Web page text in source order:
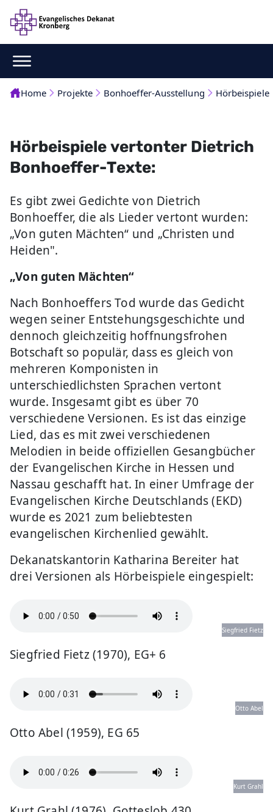
Home Projekte Bonhoeffer-Ausstellung Hörbeispiele
Hörbeispiele vertonter Dietrich
Bonhoeffer-Texte:
Es gibt zwei Gedichte von Dietrich
Bonhoeffer, die als Lieder vertont wurden:
„Von guten Mächten“ und „Christen und
Heiden".
„Von guten Mächten“
Nach Bonhoeffers Tod wurde das Gedicht
wegen seiner Entstehungsgeschichte und
dennoch gleichzeitig hoffnungsfrohen
Botschaft so populär, dass es gleich von
mehreren Komponisten in
unterschiedlichsten Sprachen vertont
wurde. Insgesamt gibt es über 70
verschiedene Versionen. Es ist das einzige
Lied, das es mit zwei verschiedenen
Melodien in beide offiziellen Gesangbücher
der Evangelischen Kirche in Hessen und
Nassau geschafft hat. In einer Umfrage der
Evangelischen Kirche Deutschlands (EKD)
wurde es 2021 zum beliebtesten
evangelischen Kirchenlied gewählt.
Dekanatskantorin Katharina Bereiter hat
drei Versionen als Hörbeispiele eingespielt:
Siegfried Fietz
Siegfried Fietz (1970), EG+ 6
Otto Abel
Otto Abel (1959), EG 65
Kurt Grahl